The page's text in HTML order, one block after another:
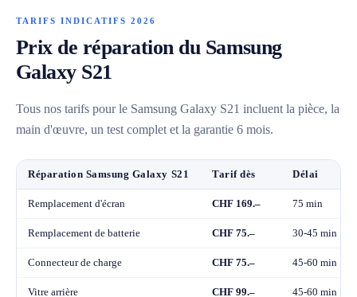
TARIFS INDICATIFS 2026
Prix de réparation du Samsung
Galaxy S21
Tous nos tarifs pour le Samsung Galaxy S21 incluent la pièce, la
main d'œuvre, un test complet et la garantie 6 mois.
Réparation Samsung Galaxy S21 Tarif dès Délai
Remplacement d'écran CHF 169.– 75 min
Remplacement de batterie CHF 75.– 30-45 min
Connecteur de charge CHF 75.– 45-60 min
Vitre arrière CHF 99.– 45-60 min